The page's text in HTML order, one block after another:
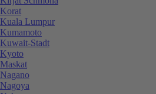
Korat
Kuala Lumpur
Kumamoto
Kuwait-Stadt
Kyoto
Maskat
Nagano
Nagoya